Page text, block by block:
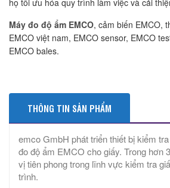
họ tối ưu hóa quy trình làm việc và cải
Máy đo độ ẩm EMCO, cảm biến EMCO,
EMCO việt nam, EMCO sensor, EMCO
EMCO bales.
THÔNG TIN SẢN PHẨM
emco GmbH phát triển thiết bị kiểm
đo độ ẩm EMCO cho giấy. Trong hơn
vị tiên phong trong lĩnh vực kiểm tra
trình.